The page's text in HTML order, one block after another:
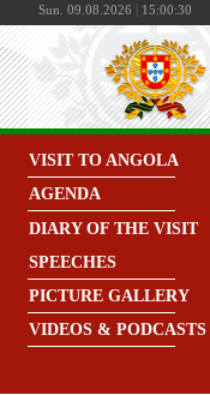
Sun. 09.08.2026 | 15:00:30
VISIT TO ANGOLA
AGENDA
DIARY OF THE VISIT
SPEECHES
PICTURE GALLERY
VIDEOS & PODCASTS